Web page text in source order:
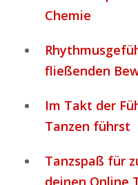
Chemie
fließenden
Im Takt der
Tanzen führst
Tanzspaß für
deinen Online